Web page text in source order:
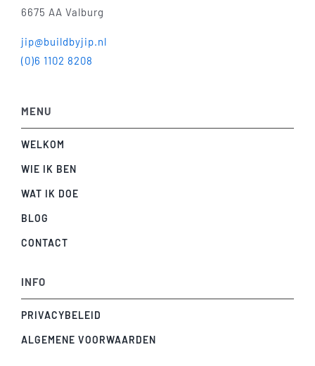
6675 AA Valburg
jip@buildbyjip.nl
(0)6 1102 8208
MENU
WELKOM
WIE IK BEN
WAT IK DOE
BLOG
CONTACT
INFO
PRIVACYBELEID
ALGEMENE VOORWAARDEN